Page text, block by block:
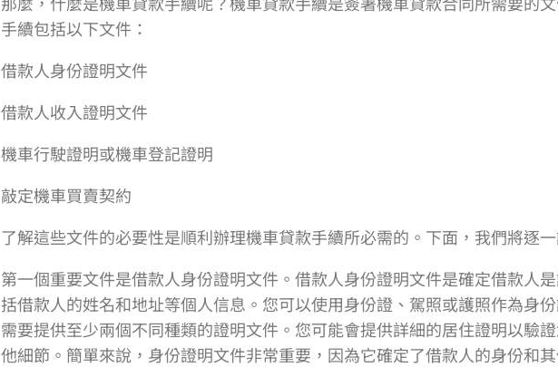
手續包括以下文件：
借款人身份證明文件
借款人收入證明文件
機車行駛證明或機車登記證明
敲定機車買賣契約
了解這些文件的必要性是順利辦理機車貸款手續所必需的。下面，我們將逐
第一個重要文件是借款人身份證明文件。借款人身份證明文件是確定借款人
括借款人的姓名和地址等個人信息。您可以使用身份證、駕照或護照作為身
需要提供至少兩個不同種類的證明文件。您可能會提供詳細的居住證明以驗
他細節。簡單來說，身份證明文件非常重要，因為它確定了借款人的身份和其